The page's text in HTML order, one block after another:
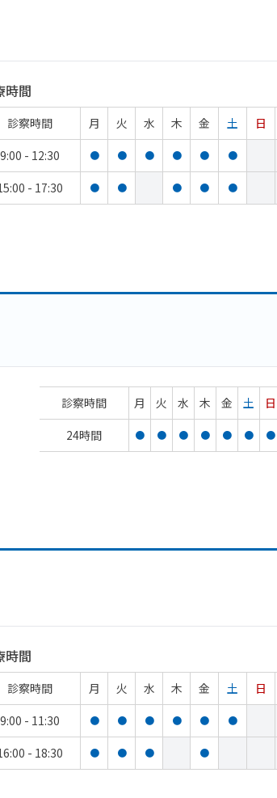
時間
診察時間 月 火 水 木 金 土
日
9:00 - 12:30
● ● ● ● ● ●
- 17:30 ● ● ● ● ●
診察時間 月 火 水 木 金 土
日
24時間
● ● ● ● ● ● ●
時間
診察時間 月 火 水 木 金 土
日
9:00 - 11:30
● ● ● ● ● ●
- 18:30 ● ● ● ●